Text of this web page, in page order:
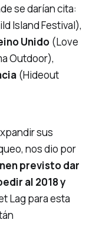
se darían cita:
Island Festival),
Unido(Love
Outdoor),
(Hideout
sus
nos dio por
previsto dar
al 2018 y
Lag para esta